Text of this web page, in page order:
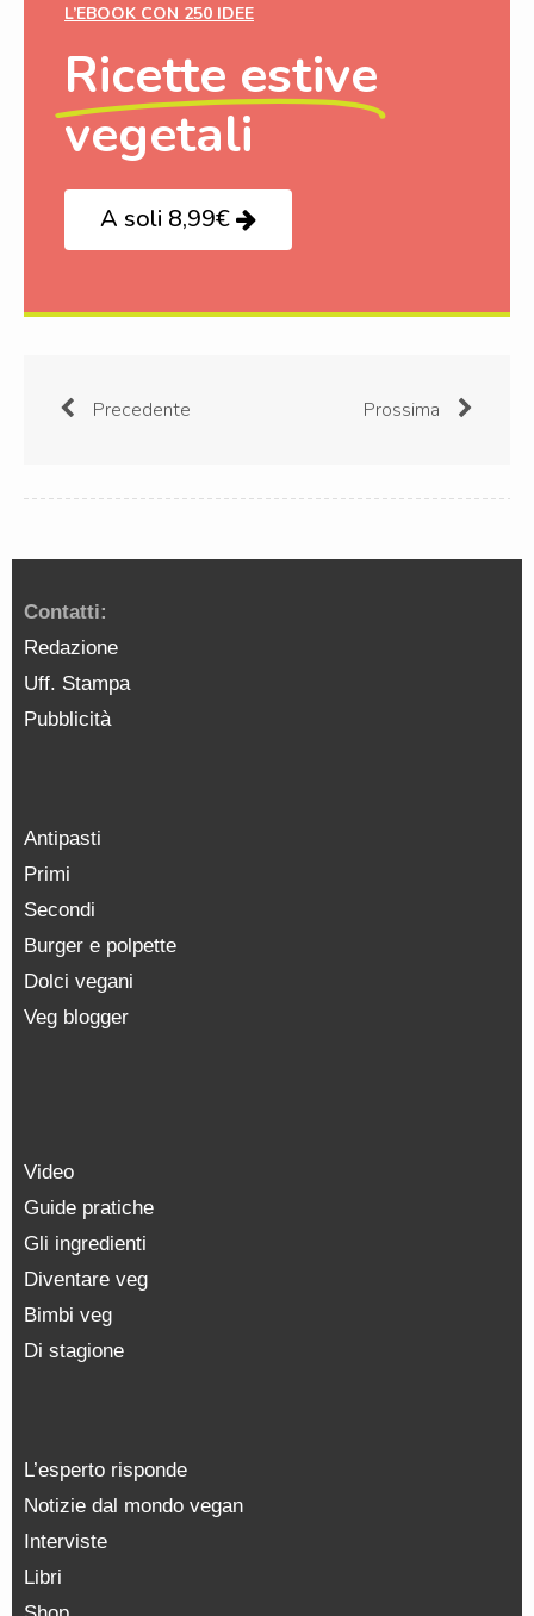
L’EBOOK CON 250 IDEE
Ricette estive
vegetali
A soli 8,99€
Precedente Prossima
Contatti:
Redazione
Uff. Stampa
Pubblicità
Antipasti
Primi
Secondi
Burger e polpette
Dolci vegani
Veg blogger
Video
Guide pratiche
Gli ingredienti
Diventare veg
Bimbi veg
Di stagione
L’esperto risponde
Notizie dal mondo vegan
Interviste
Libri